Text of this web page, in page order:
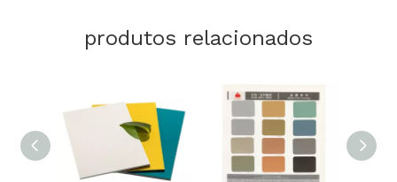
produtos relacionados